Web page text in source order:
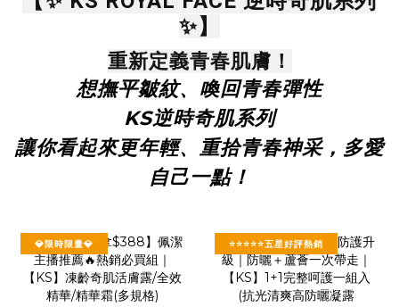
✨】
重新定義青春肌膚！
想撫平皺紋、喚回青春彈性
KS逆時奇肌系列
讓你看起來更年輕、重拾青春神采，多愛
自己一點！
💎限時限量💎 ⭐⭐⭐⭐⭐五星好評熱銷